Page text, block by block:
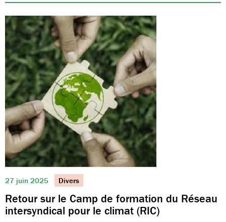
27 juin 2025 Divers
Retour sur le Camp de formation du Réseau
intersyndical pour le climat (RIC)